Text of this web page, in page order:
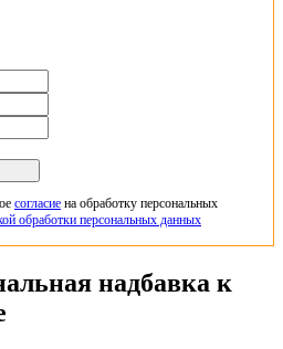
согласие на обработку персональных
обработки персональных данных
надбавка к